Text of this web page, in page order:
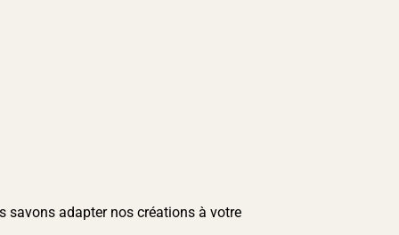
savons adapter nos créations à votre